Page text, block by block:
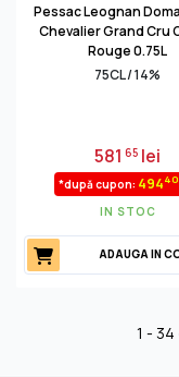
Pessac Leognan
Chevalier Grand Cru
Rouge 0.75L
75CL / 14%
58165 lei
*după cupon: 49440
IN STOC
ADAUGA IN
1 - 34